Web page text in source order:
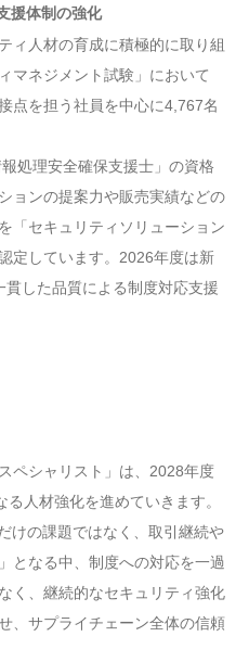
援体制の強化
ィ人材の育成に積極的に取り組
マネジメント試験」において
点を担う社員を中心に4,767名
処理安全確保支援士」の資格
ョンの提案力や販売実績などの
「セキュリティソリューション
定しています。2026年度は新
貫した品質による制度対応支援
ペシャリスト」は、2028年度
人材強化を進めていきます。
けの課題ではなく、取引継続や
となる中、制度への対応を一過
く、継続的なセキュリティ強化
、サプライチェーン全体の信頼